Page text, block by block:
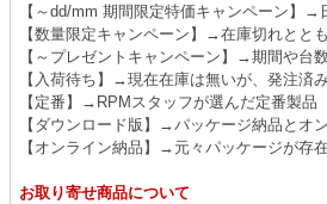
【～dd/mm 期間限定特価キャンペーン】
【数量限定キャンペーン】→在庫切れとと
【～プレゼントキャンペーン】→期間や台
【入荷待ち】→現在在庫は無いが、発注済
【定番】→RPMスタッフが選んだ定番製品
【ダウンロード版】→パッケージ納品とオ
【オンライン納品】→元々パッケージが存
お取り寄せ商品について